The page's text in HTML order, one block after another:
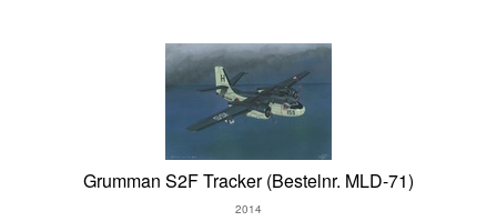
Grumman S2F Tracker (Bestelnr. MLD-71)
2014